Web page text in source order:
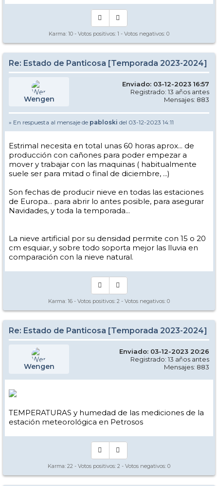
Karma: 10 - Votos positivos: 1 - Votos negativos: 0
Re: Estado de Panticosa [Temporada 2023-2024]
Wengen
Enviado: 03-12-2023 16:57
Registrado: 13 años antes
Mensajes: 883
» En respuesta al mensaje de pabloski del 03-12-2023 14:11
Estrimal necesita en total unas 60 horas aprox... de
producción con cañones para poder empezar a
mover y trabajar con las maquinas ( habitualmente
suele ser para mitad o final de diciembre, ...)
Son fechas de producir nieve en todas las estaciones
de Europa... para abrir lo antes posible, para asegurar
Navidades, y toda la temporada...
La nieve artificial por su densidad permite con 15 o 20
cm esquiar, y sobre todo soporta mejor las lluvia en
comparación con la nieve natural.
Karma: 16 - Votos positivos: 2 - Votos negativos: 0
Re: Estado de Panticosa [Temporada 2023-2024]
Wengen
Enviado: 03-12-2023 20:26
Registrado: 13 años antes
Mensajes: 883
TEMPERATURAS y humedad de las mediciones de la
estación meteorológica en Petrosos
Karma: 22 - Votos positivos: 2 - Votos negativos: 0